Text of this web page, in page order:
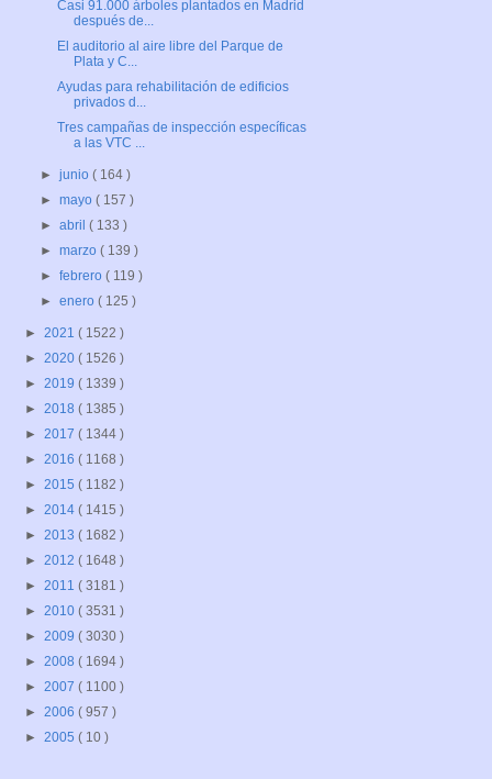
Casi 91.000 árboles plantados en Madrid
después de...
El auditorio al aire libre del Parque de
Plata y C...
Ayudas para rehabilitación de edificios
privados d...
Tres campañas de inspección específicas
a las VTC ...
►junio( 164 )
►mayo( 157 )
►abril( 133 )
►marzo( 139 )
►febrero( 119 )
►enero( 125 )
► 2021 ( 1522 )
► 2020 ( 1526 )
► 2019 ( 1339 )
► 2018 ( 1385 )
► 2017 ( 1344 )
► 2016 ( 1168 )
► 2015 ( 1182 )
► 2014 ( 1415 )
► 2013 ( 1682 )
► 2012 ( 1648 )
► 2011 ( 3181 )
► 2010 ( 3531 )
► 2009 ( 3030 )
► 2008 ( 1694 )
► 2007 ( 1100 )
► 2006 ( 957 )
► 2005 ( 10 )